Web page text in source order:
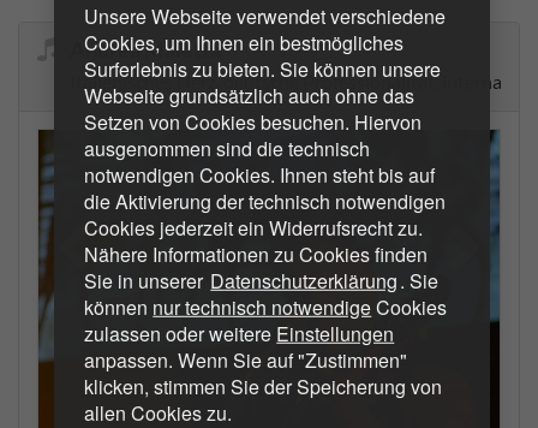
Unsere Webseite verwendet verschiedene
Cookies, um Ihnen ein bestmögliches
Surferlebnis zu bieten. Sie können unsere
Webseite grundsätzlich auch ohne das
Setzen von Cookies besuchen. Hiervon
ausgenommen sind die technisch
notwendigen Cookies. Ihnen steht bis auf
die Aktivierung der technisch notwendigen
Cookies jederzeit ein Widerrufsrecht zu.
Nähere Informationen zu Cookies finden
Sie in unserer Datenschutzerklärung. Sie
können nur technisch notwendigeCookies
zulassen oder weitere Einstellungen
anpassen. Wenn Sie auf "Zustimmen"
klicken, stimmen Sie der Speicherung von
allen Cookies zu.
Andrea Maietta
Italienisches Herz, deutsche Professionalität,